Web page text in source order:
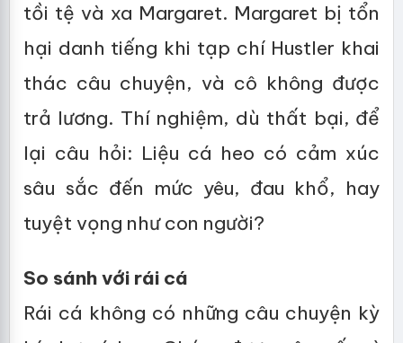
tồi tệ và xa Margaret. Margaret bị tổn
hại danh tiếng khi tạp chí Hustler khai
thác câu chuyện, và cô không được
trả lương. Thí nghiệm, dù thất bại, để
lại câu hỏi: Liệu cá heo có cảm xúc
sâu sắc đến mức yêu, đau khổ, hay
tuyệt vọng như con người?
So sánh với rái cá
Rái cá không có những câu chuyện kỳ